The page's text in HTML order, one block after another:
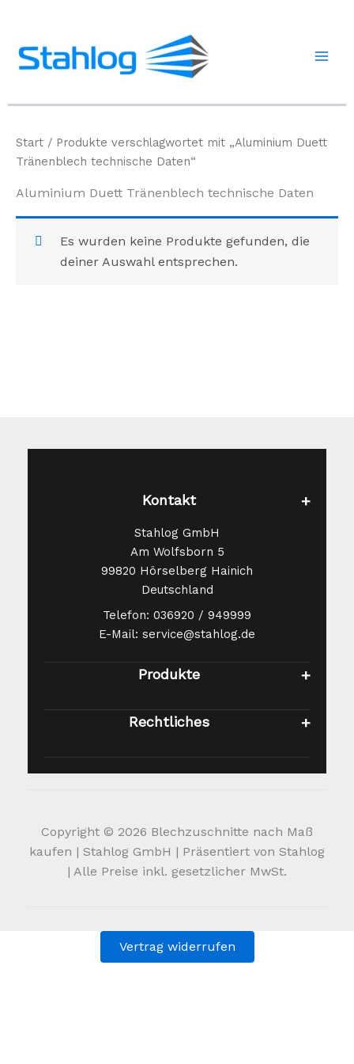
springen
Start / Produkte verschlagwortet mit „Aluminium Duett
Tränenblech technische Daten“
Aluminium Duett Tränenblech technische Daten
Es wurden keine Produkte gefunden, die
deiner Auswahl entsprechen.
Kontakt
Stahlog GmbH
Am Wolfsborn 5
99820 Hörselberg Hainich
Deutschland
Telefon: 036920 / 949999
E-Mail: service@stahlog.de
Produkte
Rechtliches
Copyright © 2026 Blechzuschnitte nach Maß
kaufen | Stahlog GmbH | Präsentiert von Stahlog
| Alle Preise inkl. gesetzlicher MwSt.
Vertrag widerrufen